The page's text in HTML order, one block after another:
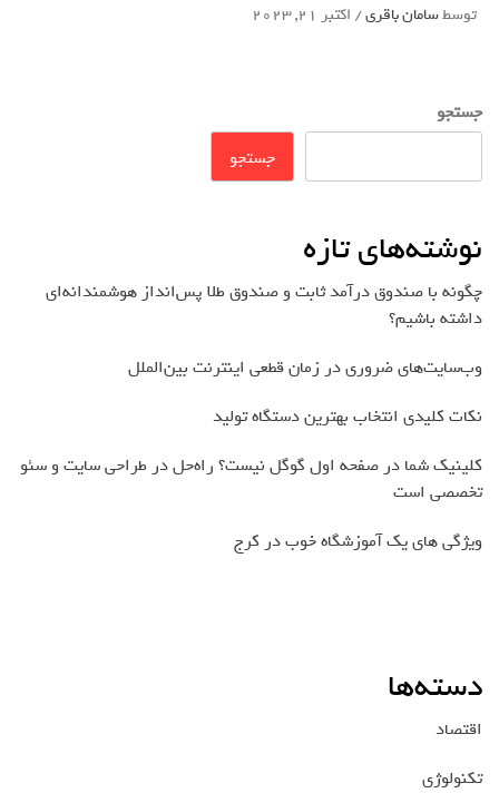
توسطسامان باقری/ اکتبر 21, 2023
جستجو
جستجو
نوشته‌های تازه
چگونه با صندوق درآمد ثابت و صندوق طلا پس‌انداز هوشمندانه‌ای
داشته باشیم؟
وب‌سایت‌های ضروری در زمان قطعی اینترنت بین‌الملل
نکات کلیدی انتخاب بهترین دستگاه تولید
کلینیک شما در صفحه اول گوگل نیست؟ راه‌حل در طراحی سایت و سئو
تخصصی است
ویژگی های یک آموزشگاه خوب در کرج
دسته‌ها
اقتصاد
تکنولوژی